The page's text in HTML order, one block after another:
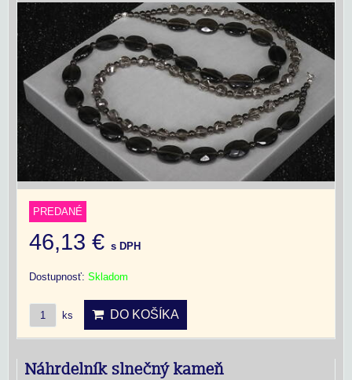
PREDANÉ
46,13 € s DPH
Dostupnosť: Skladom
ks DO KOŠÍKA
Náhrdelník slnečný kameň